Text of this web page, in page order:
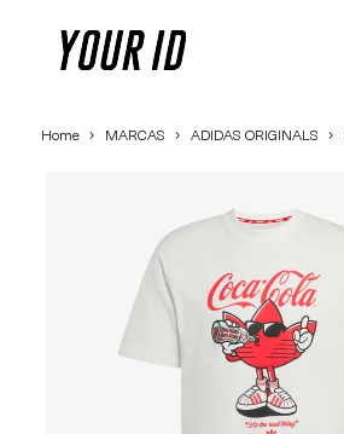
Home MARCAS ADIDAS ORIGINALS